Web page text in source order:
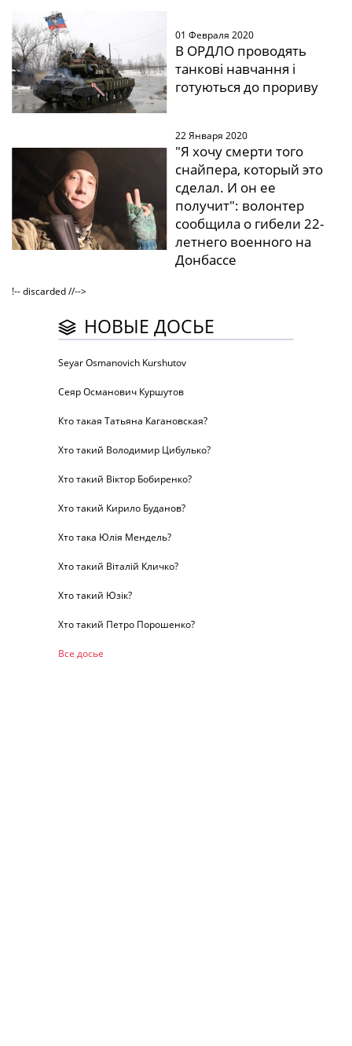
01 Февраля 2020
В ОРДЛО проводять
танкові навчання і
готуються до прориву
22 Января 2020
"Я хочу смерти того
снайпера, который это
сделал. И он ее
получит": волонтер
сообщила о гибели 22-
летнего военного на
Донбассе
!-- discarded //-->
НОВЫЕ ДОСЬЕ
Seyar Osmanovich Kurshutov
Сеяр Османович Куршутов
Кто такая Татьяна Кагановская?
Хто такий Володимир Цибулько?
Хто такий Віктор Бобиренко?
Хто такий Кирило Буданов?
Хто така Юлія Мендель?
Хто такий Віталій Кличко?
Хто такий Юзік?
Хто такий Петро Порошенко?
Все досье